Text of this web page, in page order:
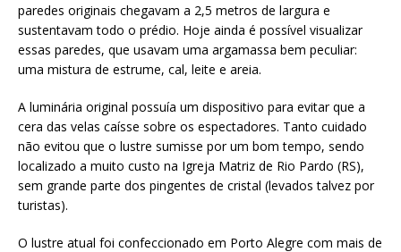
paredes originais chegavam a 2,5 metros de largura e
sustentavam todo o prédio. Hoje ainda é possível visualizar
essas paredes, que usavam uma argamassa bem peculiar:
uma mistura de estrume, cal, leite e areia.
A luminária original possuía um dispositivo para evitar que a
cera das velas caísse sobre os espectadores. Tanto cuidado
não evitou que o lustre sumisse por um bom tempo, sendo
localizado a muito custo na Igreja Matriz de Rio Pardo (RS),
sem grande parte dos pingentes de cristal (levados talvez por
turistas).
O lustre atual foi confeccionado em Porto Alegre com mais de